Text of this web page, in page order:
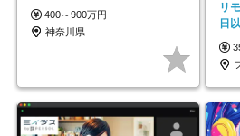
400～900万円
神奈川県
リ
日
以上